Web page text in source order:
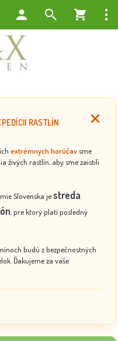
RASTLÍN
extrémnych horúčav sme
živých rastlín, aby sme zaistili
Slovenska jestreda
, pre ktorý platí posledný
budú z bezpečnostných
Ďakujeme za vaše